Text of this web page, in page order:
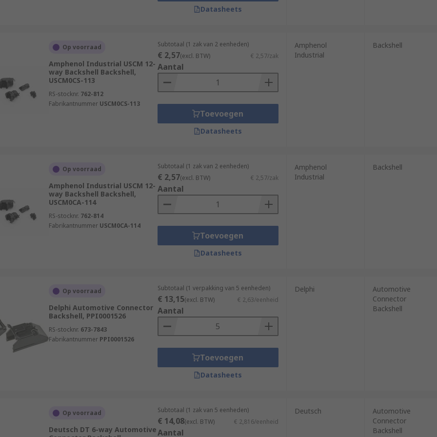
Datasheets
Op voorraad
Amphenol Industrial USCM 12-
way Backshell Backshell,
USCM0CS-113
RS-stocknr. 762-812
Fabrikantnummer USCM0CS-113
Subtotaal (1 zak van 2 eenheden)
€ 2,57(excl. BTW) € 2,57/zak
Aantal
Toevoegen
Datasheets
Amphenol
Industrial
Backshell
Op voorraad
Amphenol Industrial USCM 12-
way Backshell Backshell,
USCM0CA-114
RS-stocknr. 762-814
Fabrikantnummer USCM0CA-114
Subtotaal (1 zak van 2 eenheden)
€ 2,57(excl. BTW) € 2,57/zak
Aantal
Toevoegen
Datasheets
Amphenol
Industrial
Backshell
Op voorraad
Delphi Automotive Connector
Backshell, PPI0001526
RS-stocknr. 673-7843
Fabrikantnummer PPI0001526
Subtotaal (1 verpakking van 5 eenheden)
€ 13,15(excl. BTW) € 2,63/eenheid
Aantal
Toevoegen
Datasheets
Delphi
Automotive
Connector
Backshell
Op voorraad
Deutsch DT 6-way Automotive
Subtotaal (1 zak van 5 eenheden)
€ 14,08(excl. BTW) € 2,816/eenheid
Aantal
Deutsch
Automotive
Connector
Backshell